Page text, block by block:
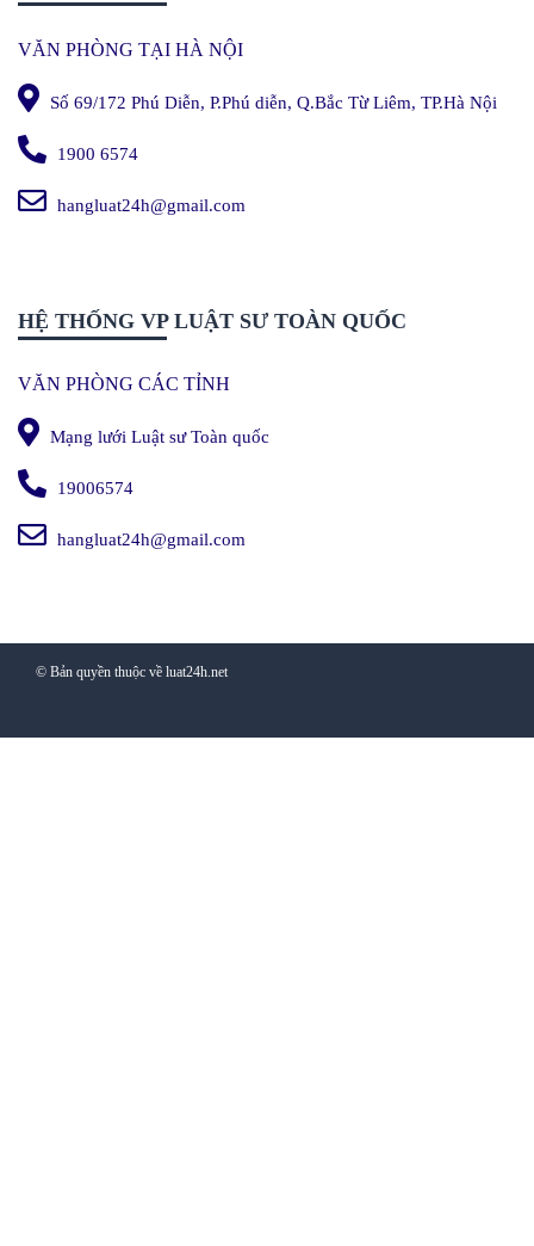
VĂN PHÒNG TẠI HÀ NỘI
Số 69/172 Phú Diễn, P.Phú diễn, Q.Bắc Từ Liêm, TP.Hà Nội
1900 6574
hangluat24h@gmail.com
HỆ THỐNG VP LUẬT SƯ TOÀN QUỐC
VĂN PHÒNG CÁC TỈNH
Mạng lưới Luật sư Toàn quốc
19006574
hangluat24h@gmail.com
© Bản quyền thuộc về luat24h.net